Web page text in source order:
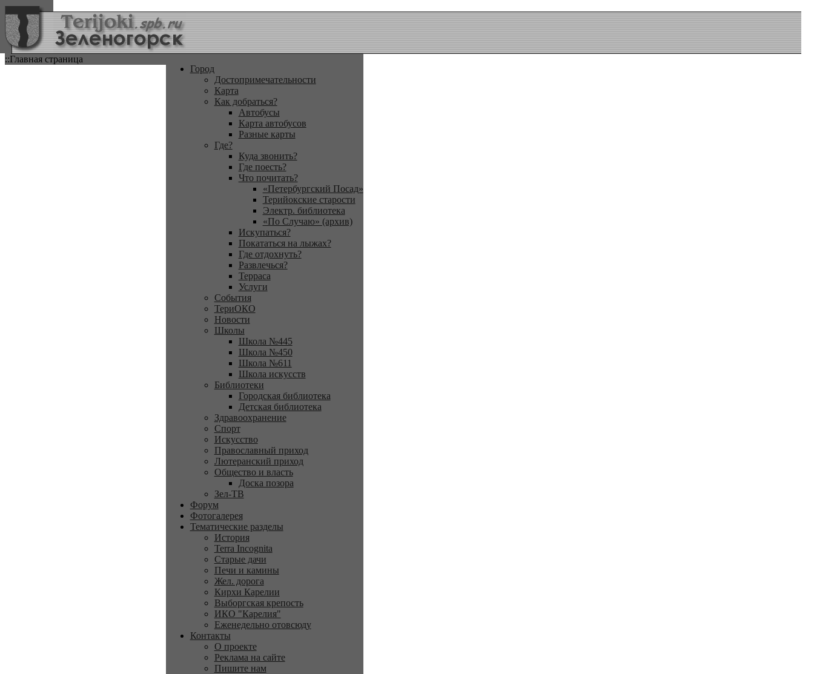
::Главная страница
Город
Достопримечательности
Карта
Как добраться?
Автобусы
Карта автобусов
Разные карты
Где?
Куда звонить?
Где поесть?
Что почитать?
«Петербургский Посад»
Терийокские старости
Электр. библиотека
«По Случаю» (архив)
Искупаться?
Покататься на лыжах?
Где отдохнуть?
Развлечься?
Терраса
Услуги
События
ТериОКО
Новости
Школы
Школа №445
Школа №450
Школа №611
Школа искусств
Библиотеки
Городская библиотека
Детская библиотека
Здравоохранение
Спорт
Искусство
Православный приход
Лютеранский приход
Общество и власть
Доска позора
Зел-ТВ
Форум
Фотогалерея
Тематические разделы
История
Terra Incognita
Старые дачи
Печи и камины
Жел. дорога
Кирхи Карелии
Выборгская крепость
ИКО "Карелия"
Еженедельно отовсюду
Контакты
О проекте
Реклама на сайте
Пишите нам